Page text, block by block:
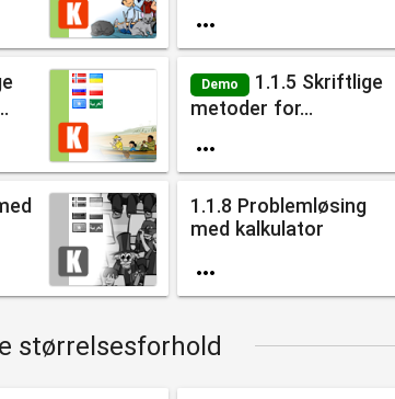

Demo
1.1.5 Skriftlige
metoder for...

1.1.8 Problemløsing
med kalkulator

størrelsesforhold